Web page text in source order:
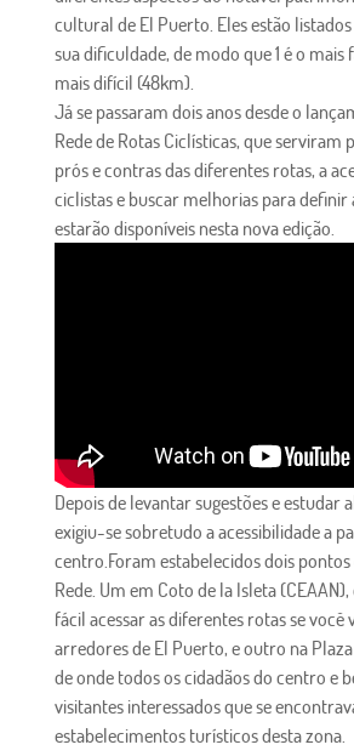
cultural de El Puerto. Eles estão
sua dificuldade, de modo que 1 é o mais
mais difícil (48km).
Já se passaram dois anos desde o
Rede de Rotas Ciclísticas, que serviram
prós e contras das diferentes rotas, a
ciclistas e buscar melhorias para definir
estarão disponíveis nesta nova edição.
Depois de levantar sugestões e estudar
exigiu-se sobretudo a acessibilidade a
centro.Foram estabelecidos dois pontos
Rede. Um em Coto de la Isleta
fácil acessar as diferentes rotas se você
arredores de El Puerto, e outro na
de onde todos os cidadãos do centro e
visitantes interessados ​​que se
estabelecimentos turísticos desta zona.